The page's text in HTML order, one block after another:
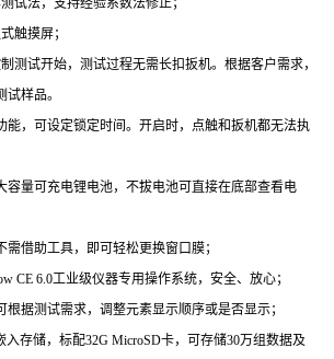
触摸屏；
测试开始，测试过程无需长扣扳机。根据客户需求，
样品。
能，可设定锁定时间。开启时，点触和扳机都无法执
容量可充电锂电池，不拔电池可直接在底部查看电
需借助工具，即可轻松更换窗口膜；
CE 6.0工业级仪器专用操作系统，安全、放心；
根据测试需求，调整元素显示顺序或是否显示；
入存储，标配32G MicroSD卡，可存储30万组数据及